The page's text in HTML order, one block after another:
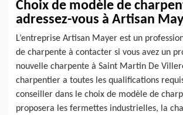
Choix de modèle de
adressez-vous à Artisan
L’entreprise Artisan Mayer est un
de charpente à contacter si vous avez un
nouvelle charpente à Saint Martin De
charpentier a toutes les qualifications
conseiller dans le choix de modèle de
proposera les fermettes industrielles, la